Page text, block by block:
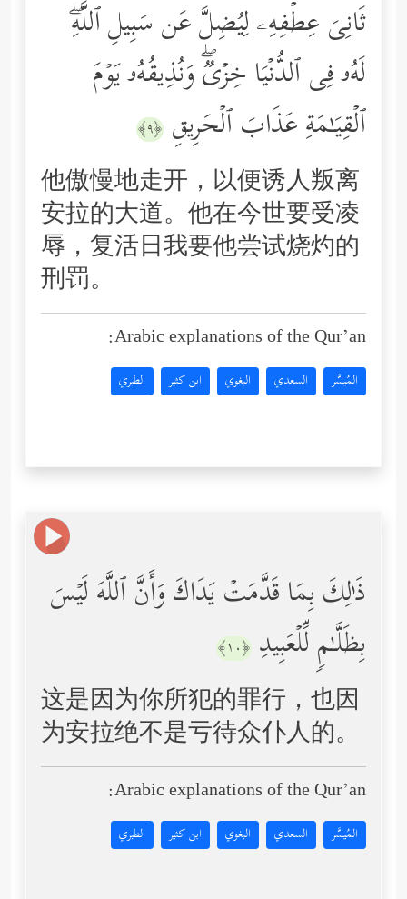
ثَانِیَ عِطۡفِهِۦ لِیُضِلَّ عَن سَبِیلِ ٱللَّهِۖ
لَهُۥ فِی ٱلدُّنۡیَا خِزۡیࣱۖ وَنُذِیقُهُۥ یَوۡمَ
ٱلۡقِیَـٰمَةِ عَذَابَ ٱلۡحَرِیقِ ﴿٩﴾
他傲慢地走开，以便诱人叛离
安拉的大道。他在今世要受凌
辱，复活日我要他尝试烧灼的
刑罚。
Arabic explanations of the Qur’an:
المُيسَّر السعدي البغوي ابن كثير الطبري
ذَ ٰ⁠لِكَ بِمَا قَدَّمَتۡ یَدَاكَ وَأَنَّ ٱللَّهَ لَیۡسَ
بِظَلَّـٰمࣲ لِّلۡعَبِیدِ ﴿١٠﴾
这是因为你所犯的罪行，也因
为安拉绝不是亏待众仆人的。
Arabic explanations of the Qur’an:
المُيسَّر السعدي البغوي ابن كثير الطبري